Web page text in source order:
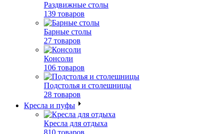
Раздвижные столы
139 товаров
Барные столы
27 товаров
Консоли
106 товаров
Подстолья и столешницы
28 товаров
Кресла и пуфы
Кресла для отдыха
810 товаров